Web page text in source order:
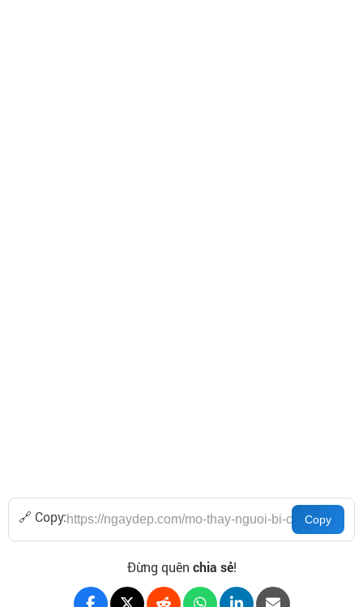
🔗 Copy:
Đừng quên chia sẻ!